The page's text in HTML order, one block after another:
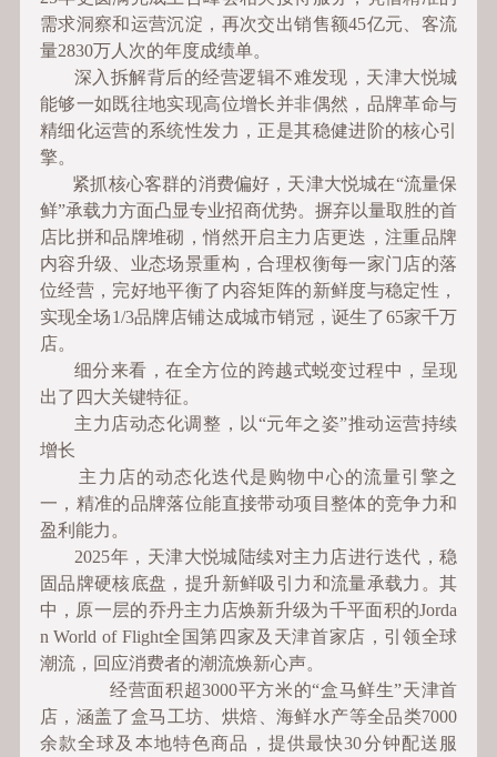
需求洞察和运营沉淀，再次交出销售额45亿元、客流
量2830万人次的年度成绩单。
深入拆解背后的经营逻辑不难发现，天津大悦城
能够一如既往地实现高位增长并非偶然，品牌革命与
精细化运营的系统性发力，正是其稳健进阶的核心引
擎。
紧抓核心客群的消费偏好，天津大悦城在“流量保
鲜”承载力方面凸显专业招商优势。摒弃以量取胜的首
店比拼和品牌堆砌，悄然开启主力店更迭，注重品牌
内容升级、业态场景重构，合理权衡每一家门店的落
位经营，完好地平衡了内容矩阵的新鲜度与稳定性，
实现全场1/3品牌店铺达成城市销冠，诞生了65家千万
店。
细分来看，在全方位的跨越式蜕变过程中，呈现
出了四大关键特征。
主力店动态化调整，以“元年之姿”推动运营持续
增长
主力店的动态化迭代是购物中心的流量引擎之
一，精准的品牌落位能直接带动项目整体的竞争力和
盈利能力。
2025年，天津大悦城陆续对主力店进行迭代，稳
固品牌硬核底盘，提升新鲜吸引力和流量承载力。其
中，原一层的乔丹主力店焕新升级为千平面积的Jorda
n World of Flight全国第四家及天津首家店，引领全球
潮流，回应消费者的潮流焕新心声。
经营面积超3000平方米的“盒马鲜生”天津首
店，涵盖了盒马工坊、烘焙、海鲜水产等全品类7000
余款全球及本地特色商品，提供最快30分钟配送服